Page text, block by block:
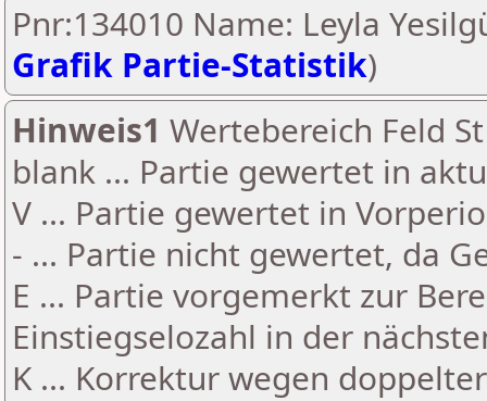
Pnr:134010 Name: Leyla
Grafik Partie-Statistik)
Hinweis1 Wertebereich Feld
blank ... Partie gewertet in
V ... Partie gewertet in
- ... Partie nicht gewertet, da
E ... Partie vorgemerkt zur
Einstiegselozahl in der
K ... Korrektur wegen